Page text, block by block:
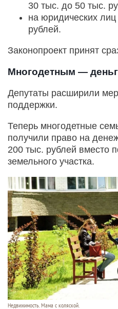
30 тыс. до 50 тыс.
на юридических
рублей.
Законопроект принят
Многодетным —
Депутаты расширили
поддержки.
Теперь многодетные
получили право на
200 тыс. рублей вместо
земельного участка.
Недвижимость. Мама с коляской.